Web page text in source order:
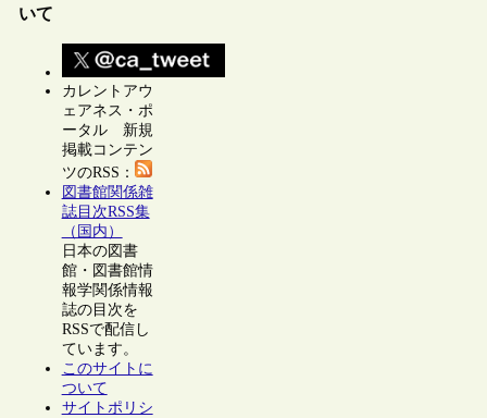
いて
カレントアウ
ェアネス・ポ
ータル 新規
掲載コンテン
ツのRSS：
図書館関係雑
誌目次RSS集
（国内）
日本の図書
館・図書館情
報学関係情報
誌の目次を
RSSで配信し
ています。
このサイトに
ついて
サイトポリシ